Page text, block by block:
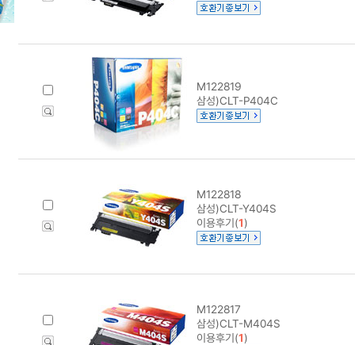
M122819
삼성)CLT-P404C
M122818
삼성)CLT-Y404S
이용후기(1)
M122817
삼성)CLT-M404S
이용후기(1)